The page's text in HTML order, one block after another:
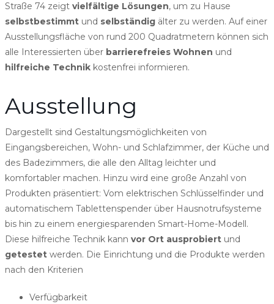
Straße 74 zeigt vielfältige Lösungen, um zu Hause
selbstbestimmt und selbständig älter zu werden. Auf einer
Ausstellungsfläche von rund 200 Quadratmetern können sich
alle Interessierten über barrierefreies Wohnen und
hilfreiche Technik kostenfrei informieren.
Ausstellung
Dargestellt sind Gestaltungsmöglichkeiten von
Eingangsbereichen, Wohn- und Schlafzimmer, der Küche und
des Badezimmers, die alle den Alltag leichter und
komfortabler machen. Hinzu wird eine große Anzahl von
Produkten präsentiert: Vom elektrischen Schlüsselfinder und
automatischem Tablettenspender über Hausnotrufsysteme
bis hin zu einem energiesparenden Smart-Home-Modell.
Diese hilfreiche Technik kann vor Ort ausprobiert und
getestet werden. Die Einrichtung und die Produkte werden
nach den Kriterien
Verfügbarkeit